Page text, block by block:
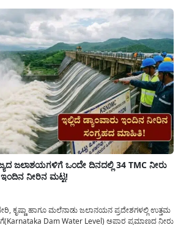
ಜಲಾಶಯಗಳಿಗೆ ಒಂದೇ ದಿನದಲ್ಲಿ 34 TMC ನೀರು
ಇಂದಿನ ನೀರಿನ ಮಟ್ಟ!
ಕೃಷ್ಣಾ ಹಾಗೂ ಮಲೆನಾಡು ಜಲಾನಯನ ಪ್ರದೇಶಗಳಲ್ಲಿ ಉತ್ತಮ
Dam Water Level) ಅಪಾರ ಪ್ರಮಾಣದ ನೀರು